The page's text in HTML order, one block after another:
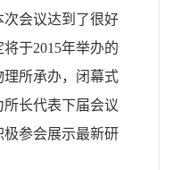
会议达到了很好
将于2015年举办的
所承办，闭幕式
所长代表下届会议
参会展示最新研